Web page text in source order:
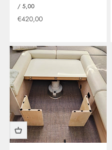
/ 5,00
Offre à partir de
€420,00